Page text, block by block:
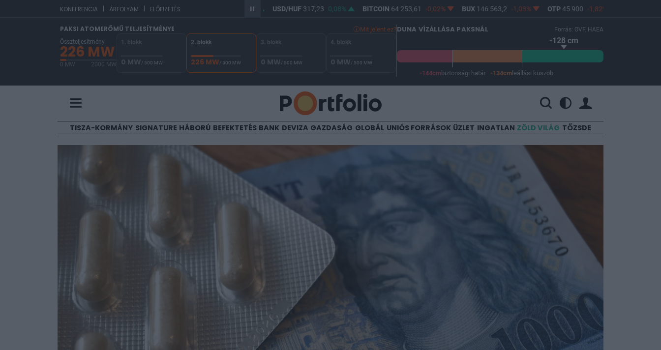
KONFERENCIA | ÁRFOLYAM | ELŐFIZETÉS
EUR/HUF USD/HUF317,23 0,08% BITCOIN 64 253,61 -0,02% BUX 146 563,2 -1,03% OTP 45 900 -1,82% MOL
PAKSI ATOMERŐMŰ TELJESÍTMÉNYE Mit jelent ez?
Összteljesítmény
226 MW
0 MW 2000 MW
1. blokk
0 MW/ 500 MW
2. blokk
226 MW/ 500 MW
3. blokk
0 MW/ 500 MW
4. blokk
0 MW/ 500 MW
DUNA VÍZÁLLÁSA PAKSNÁL Forrás: OVF, HAEA
-128 cm
-144cm biztonsági határ -134cm leállási küszöb
TISZA-KORMÁNY SIGNATURE HÁBORÚ BEFEKTETÉS BANK DEVIZA GAZDASÁG GLOBÁL UNIÓS FORRÁSOK ÜZLET INGATLAN ZÖLD VILÁG TŐZSDE